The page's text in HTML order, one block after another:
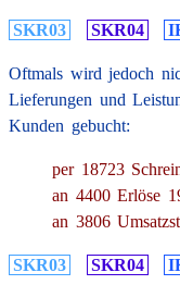
SKR03 SKR04
Oftmals wird jedoch
Lieferungen und
Kunden gebucht:
per 18723
an 4400 Erlöse
an 3806
SKR03 SKR04